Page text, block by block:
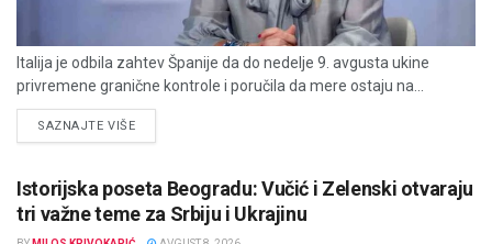
Italija je odbila zahtev Španije da do nedelje 9. avgusta ukine
privremene granične kontrole i poručila da mere ostaju na...
SAZNAJTE VIŠEDETAILS
Istorijska poseta Beogradu: Vučić i Zelenski otvaraju
tri važne teme za Srbiju i Ukrajinu